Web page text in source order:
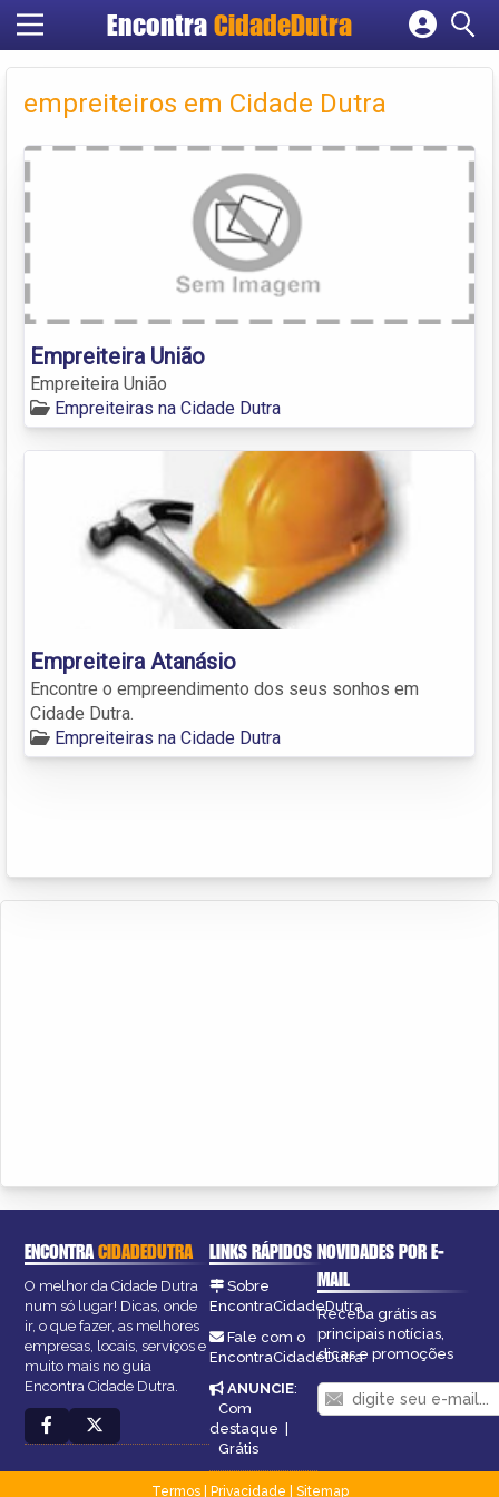
Encontra CidadeDutra
Cadastrar empresa
Criar conta
empreiteiros em Cidade Dutra
Empreiteira União
Empreiteira União
Empreiteiras na Cidade Dutra
Empreiteira Atanásio
Encontre o empreendimento dos seus sonhos em
Cidade Dutra.
Empreiteiras na Cidade Dutra
ENCONTRACIDADEDUTRA
O melhor da Cidade Dutra
num só lugar! Dicas, onde
ir, o que fazer, as melhores
empresas, locais, serviços e
muito mais no guia
Encontra Cidade Dutra.
LINKS RÁPIDOS
Sobre
EncontraCidadeDutra
Fale com o
EncontraCidadeDutra
ANUNCIE:
Com
destaque |
Grátis
NOVIDADES POR E-
MAIL
Receba grátis as
principais notícias,
dicas e promoções
Termos| Privacidade
Sitemap